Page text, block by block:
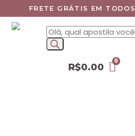
FRETE GRÁTIS EM
R$0.00